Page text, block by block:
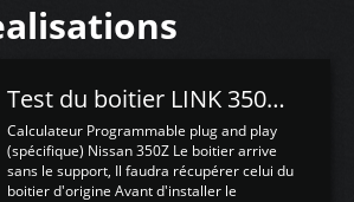
Test du boitier LINK 350Z Plugin ECU
Calculateur Programmable plug and play
(spécifique) Nissan 350Z Le boitier arrive
sans le support, Il faudra récupérer celui du
boitier d'origine Avant d'installer le